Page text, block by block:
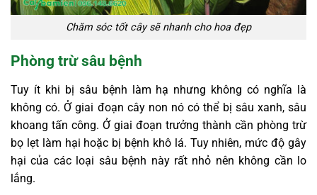
Chăm sóc tốt cây sẽ nhanh cho hoa đẹp
Phòng trừ sâu bệnh
Tuy ít khi bị sâu bệnh làm hạ nhưng không có nghĩa là
không có. Ở giai đoạn cây non nó có thể bị sâu xanh, sâu
khoang tấn công. Ở giai đoạn trưởng thành cần phòng trừ
bọ lẹt làm hại hoặc bị bệnh khô lá. Tuy nhiên, mức độ gây
hại của các loại sâu bệnh này rất nhỏ nên không cần lo
lắng.